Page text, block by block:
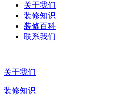
关于我们
装修知识
装修百科
联系我们
关于我们
装修知识